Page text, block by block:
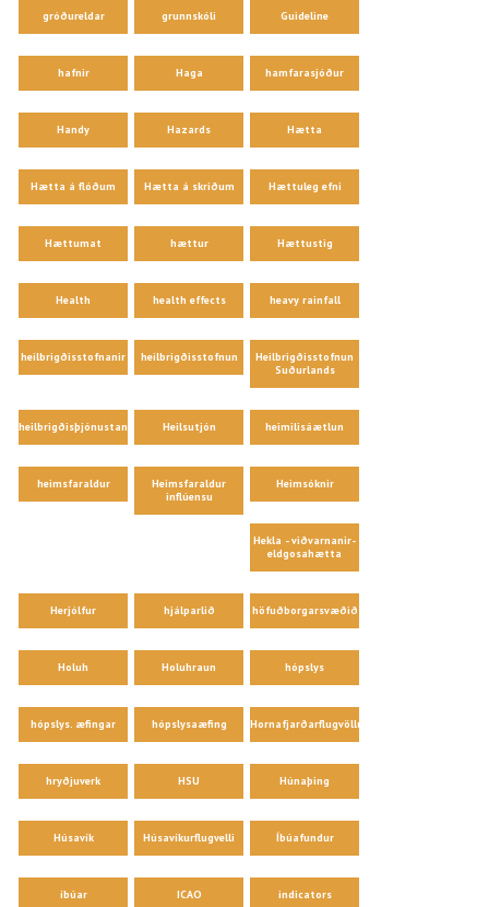
gróðureldar grunnskóli Guideline
hafnir Haga hamfarasjóður
Handy Hazards Hætta
Hætta á flóðum Hætta á skriðum Hættuleg efni
Hættumat hættur Hættustig
Health health effects heavy rainfall
heilbrigðisstofnanir heilbrigðisstofnun
Heilbrigðisstofnun
Suðurlands
heilbrigðisþjónustan Heilsutjón heimilisáætlun
heimsfaraldur
Heimsfaraldur
inflúensu
Heimsóknir
Hekla - viðvarnanir-
eldgosahætta
Herjólfur hjálparlið höfuðborgarsvæðið
Holuh Holuhraun hópslys
hópslys. æfingar hópslysaæfing Hornafjarðarflugvöllur
hryðjuverk HSU Húnaþing
Húsavík Húsavíkurflugvelli Íbúafundur
íbúar ICAO indicators